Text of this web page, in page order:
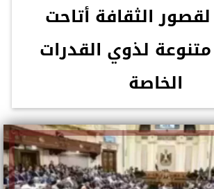
لقصور الثقافة أتاحت
لذوي القدرات
الخاصة